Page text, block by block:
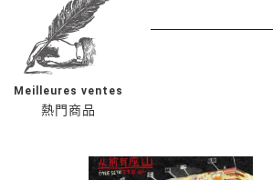
熱門商品
Meilleures ventes